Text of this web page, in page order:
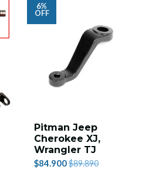
6%
OFF
Pitman Jeep
Cherokee XJ,
Wrangler TJ
$84.900$89.890